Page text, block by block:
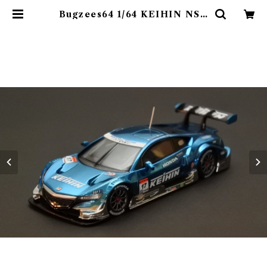
Bugzees64 1/64 KEIHIN NSX